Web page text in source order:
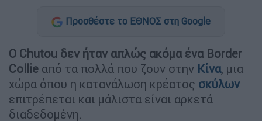
Προσθέστε το ΕΘΝΟΣ στη Google
Ο Chutou δεν ήταν απλώς ακόμα ένα Border
Collie από τα πολλά που ζουν στην Κίνα, μια
χώρα όπου η κατανάλωση κρέατος σκύλων
επιτρέπεται και μάλιστα είναι αρκετά
διαδεδομένη.